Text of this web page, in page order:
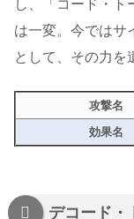
し、「コード・ト
は一変。今ではサ
として、その力を
攻撃名
効果名
デコード・